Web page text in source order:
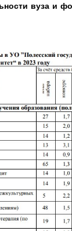
вуза и